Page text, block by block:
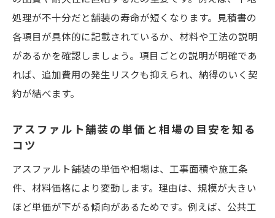
単価や工事内容が変わる理由を現場目線で紹介
地盤の状態が舗装工事費用に与える影響と
下地処理や舗装厚の違いが単価に及ぼす要
素
用
理由
施工条件や現場環境ごとの費用変動ポイン
ト
処理が不十分だと舗装の寿命が短くなります。見積書の
各項目が具体的に記載されているか、材料や工法の説明
があるかを確認しましょう。項目ごとの説明が明確であ
れば、追加費用の発生リスクも抑えられ、納得のいく契
約が結べます。
アスファルト舗装の単価と相場の目安を知る
コツ
アスファルト舗装の単価や相場は、工事面積や施工条
件、材料価格により変動します。理由は、規模が大きい
ほど単価が下がる傾向があるためです。例えば、公共工